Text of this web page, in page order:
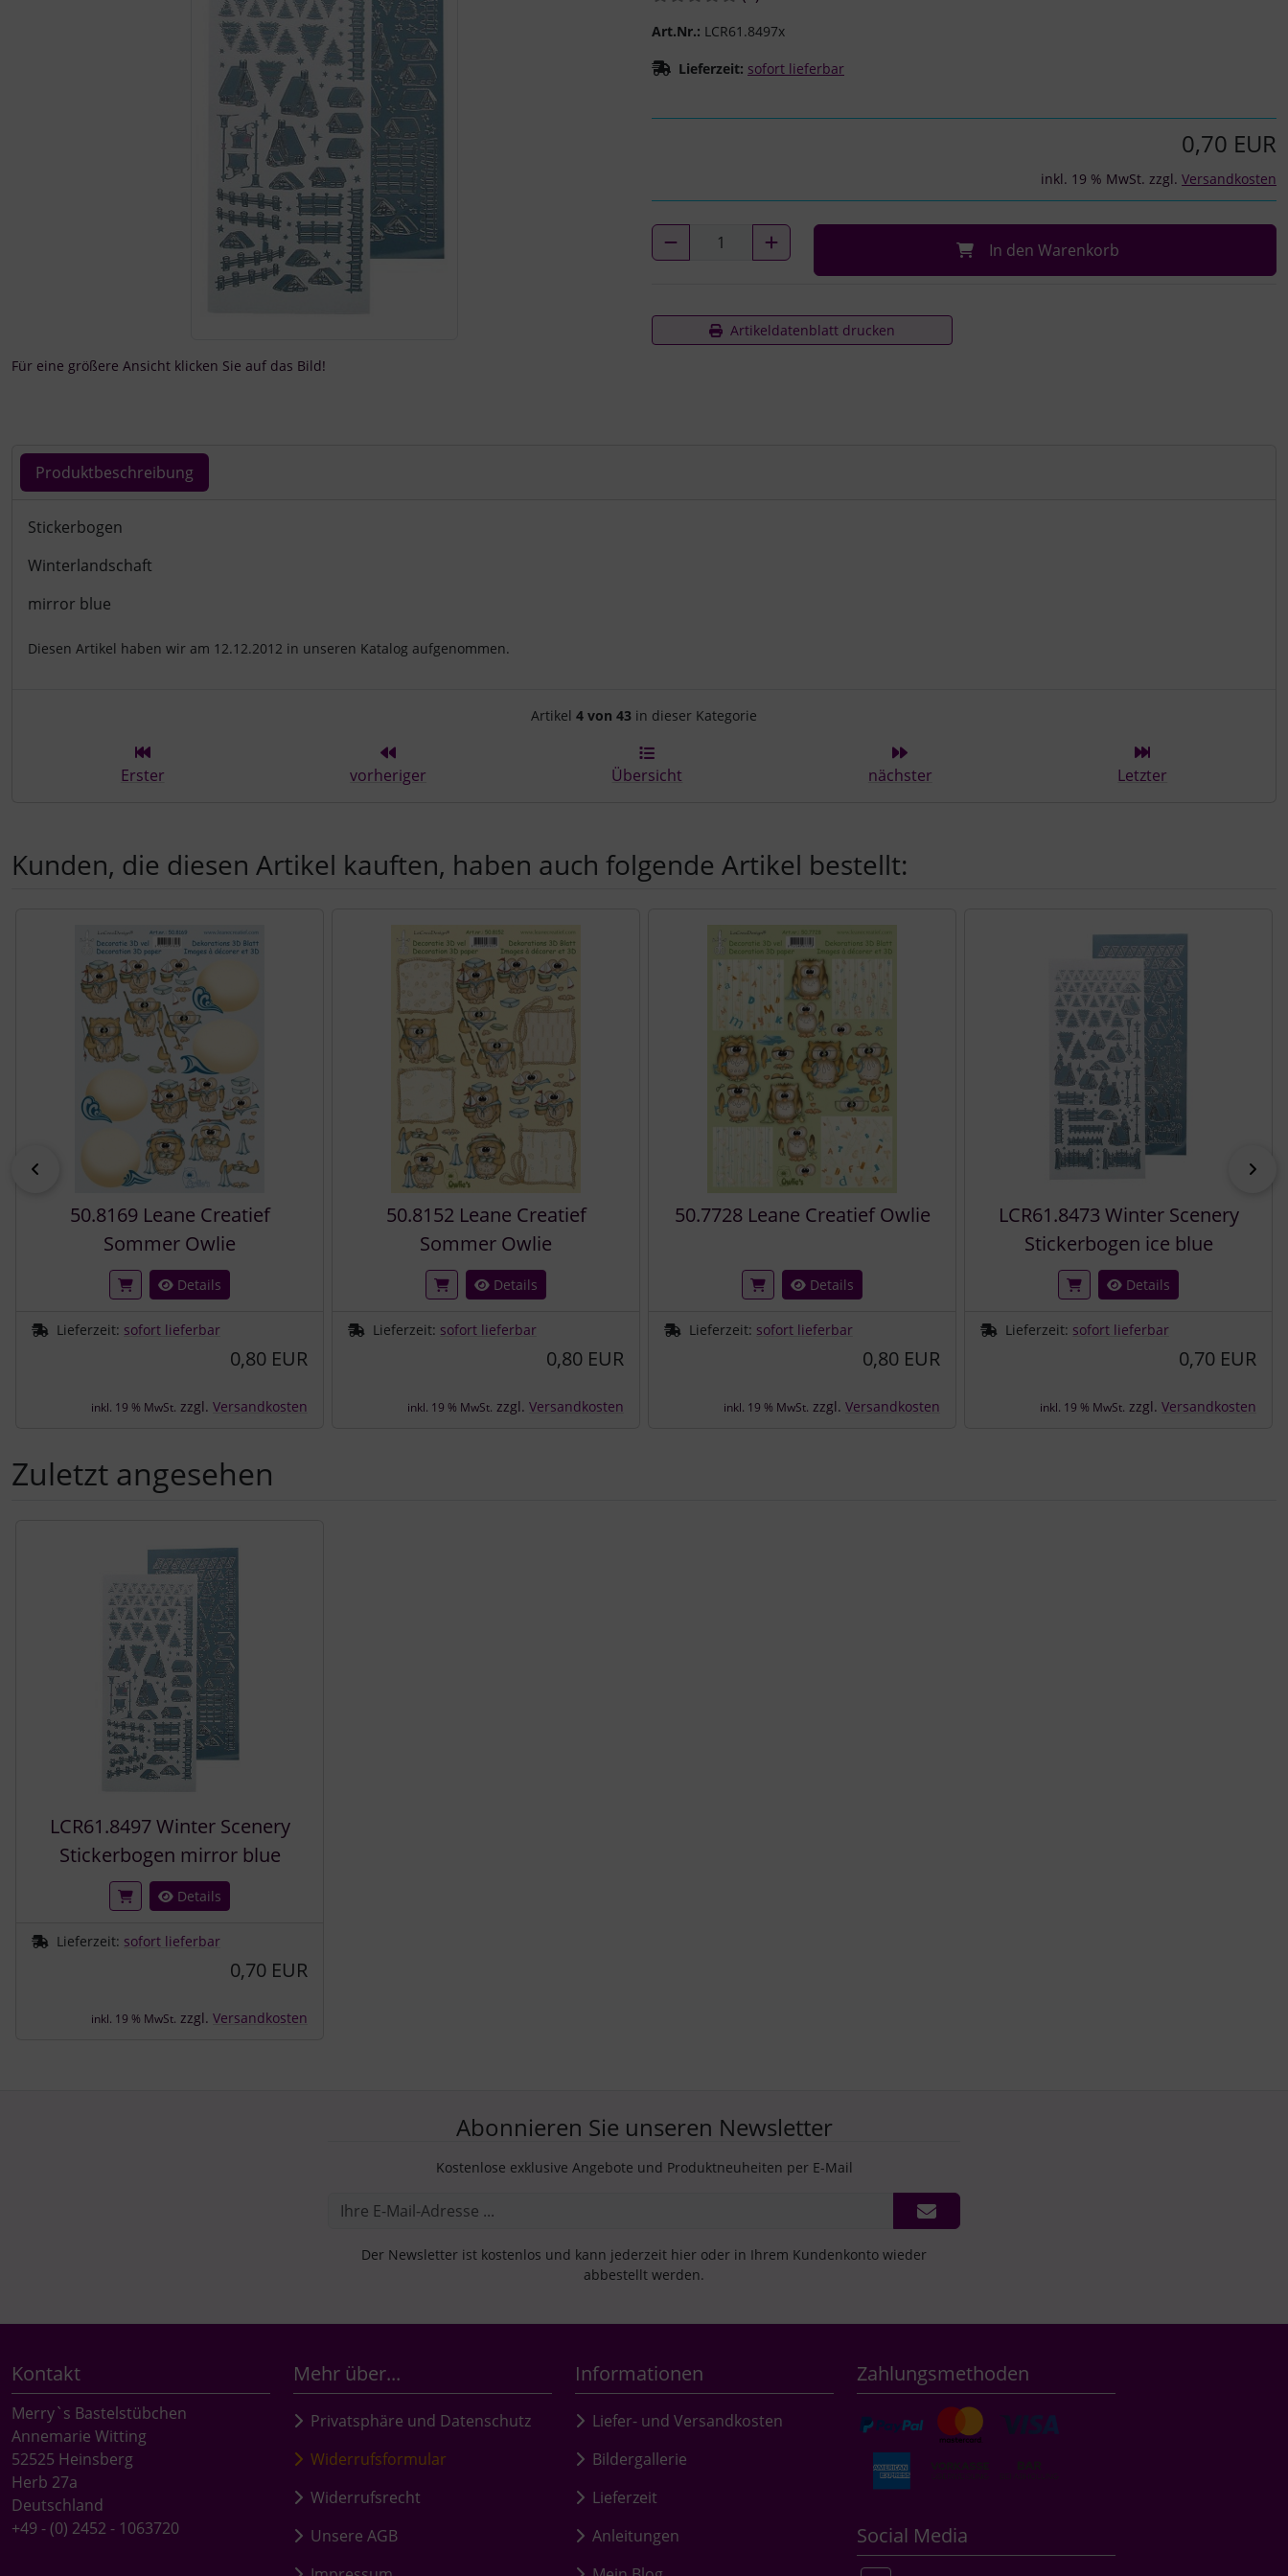
Art.Nr.: LCR61.8497x
Lieferzeit: sofort lieferbar
Für eine größere Ansicht klicken Sie auf das Bild!
0,70 EUR
inkl. 19 % MwSt. zzgl. Versandkosten
In den Warenkorb
Artikeldatenblatt drucken
Produktbeschreibung
Produktbeschreibung
Stickerbogen
Winterlandschaft
mirror blue
Diesen Artikel haben wir am 12.12.2012 in unseren Katalog aufgenommen.
Artikelnavigation innerhalb dieser Kategorie
Artikel 4 von 43 in dieser Kategorie
Erster vorheriger Übersicht nächster Letzter
Kunden, die diesen Artikel kauften, haben auch folgende Artikel bestellt:
50.8169 Leane Creatief
Sommer Owlie
Details
Lieferzeit: sofort lieferbar
0,80 EUR
inkl. 19 % MwSt. zzgl. Versandkosten
50.8152 Leane Creatief
Sommer Owlie
Details
Lieferzeit: sofort lieferbar
0,80 EUR
inkl. 19 % MwSt. zzgl. Versandkosten
50.7728 Leane Creatief Owlie
Details
Lieferzeit: sofort lieferbar
0,80 EUR
inkl. 19 % MwSt. zzgl. Versandkosten
LCR61.8473 Winter Scenery
Stickerbogen ice blue
Details
Lieferzeit: sofort lieferbar
0,70 EUR
inkl. 19 % MwSt. zzgl. Versandkosten
Zuletzt angesehen
LCR61.8497 Winter Scenery
Stickerbogen mirror blue
Details
Lieferzeit: sofort lieferbar
0,70 EUR
inkl. 19 % MwSt. zzgl. Versandkosten
Abonnieren Sie unseren Newsletter
Kostenlose exklusive Angebote und Produktneuheiten per E-Mail
Der Newsletter ist kostenlos und kann jederzeit hier oder in Ihrem Kundenkonto wieder
abbestellt werden.
Kontakt
Merry`s Bastelstübchen
Annemarie Witting
52525 Heinsberg
Herb 27a
Deutschland
+49 - (0) 2452 - 1063720
Mehr über...
Privatsphäre und Datenschutz
Widerrufsformular
Widerrufsrecht
Unsere AGB
Informationen
Liefer- und Versandkosten
Bildergallerie
Lieferzeit
Anleitungen
Zahlungsmethoden
Social Media